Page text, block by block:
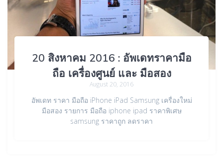
20 สิงหาคม 2016 : อัพเดทราคามือ
ถือ เครื่องศูนย์ และ มือสอง
August 20, 2016
อัพเดท ราคา มือถือ iPhone iPad Samsung เครื่องใหม่
มือสอง รายการ มือถือ iphone ipad ราคาพิเศษ
samsung ราคาถูก ลดราคา